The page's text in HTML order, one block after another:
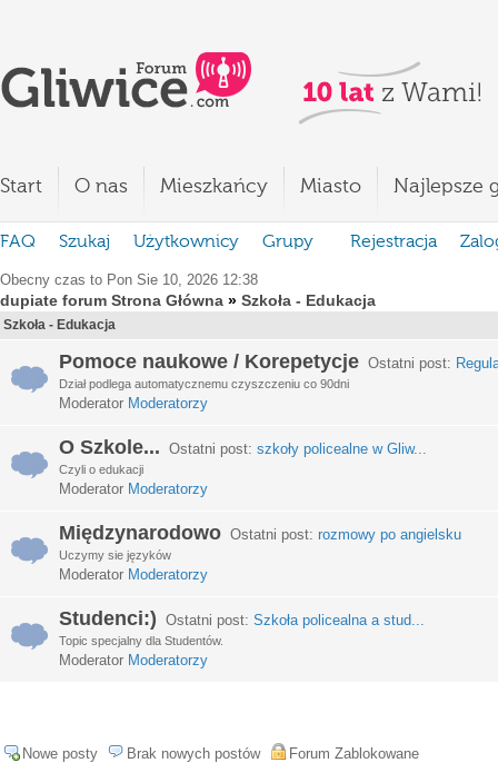
Start O nas Mieszkańcy Miasto Najlepsze
FAQ Szukaj Użytkownicy Grupy Rejestracja
Obecny czas to Pon Sie 10, 2026 12:38
dupiate forum Strona Główna » Szkoła - Edukacja
Szkoła - Edukacja
Pomoce naukowe / Korepetycje Ostatni post:
Dział podlega automatycznemu czyszczeniu co 90dni
Moderator Moderatorzy
O Szkole... Ostatni post: szkoły policealne w Gliw...
Czyli o edukacji
Moderator Moderatorzy
Międzynarodowo Ostatni post: rozmowy po angielsku
Uczymy sie języków
Moderator Moderatorzy
Studenci:) Ostatni post: Szkoła policealna a stud...
Topic specjalny dla Studentów.
Moderator Moderatorzy
Nowe posty Brak nowych postów Forum Zablokowane